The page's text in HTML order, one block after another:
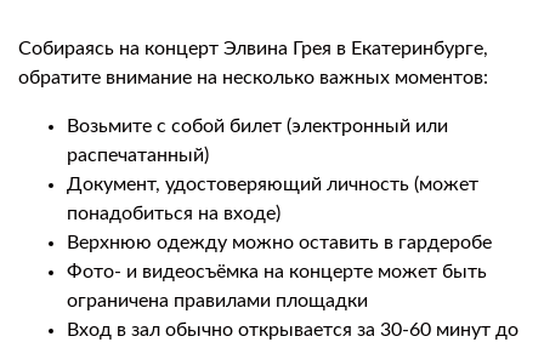
Собираясь на концерт Элвина Грея в Екатеринбурге,
обратите внимание на несколько важных моментов:
Возьмите с собой билет (электронный или
распечатанный)
Документ, удостоверяющий личность (может
понадобиться на входе)
Верхнюю одежду можно оставить в гардеробе
Фото- и видеосъёмка на концерте может быть
ограничена правилами площадки
Вход в зал обычно открывается за 30-60 минут до